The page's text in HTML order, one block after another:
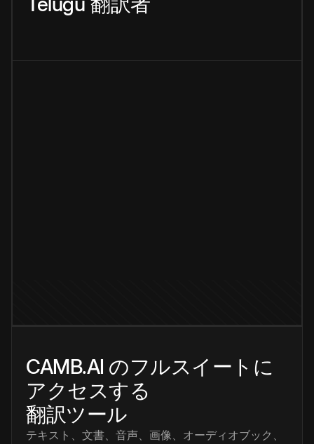
CAMB.AI のフルスイートに
アクセスする
翻訳ツール
テキスト、文書、音声、画像、オーディオブック、